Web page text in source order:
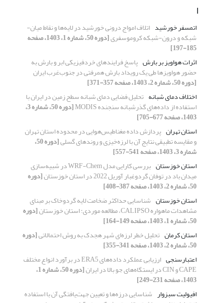
ا
اتمسفر خورشید اتلاف امواج درونی خورشید در لایه‌ها و نقاط میان-
شبکه و درون-شبکه کروموسفری [دوره 50، شماره 1، 1403، صفحه
185-197]
اثرات هواویز بر بارش پاسخ فرایندهای خردفیزیکی ابر و بارش به
حضور هواویزها طی یک رویداد بارش همرفتی در جنوب‌غرب ایران
[دوره 50، شماره 2، 1403، صفحه 357-371]
اختلاف دمای شبانه تحلیل فضایی دمای ‌شبانه سطح زمین در ایران با
استفاده از داده‌‌های گذر‌شبانه سنجنده MODIS [دوره 50، شماره 3،
1403، صفحه 677-705]
استان تهران پردازش داده‌ مغناطیس‌هوایی در محدوده استان تهران
و مقایسه تطبیقی نتایج آن با لرزه‌خیزی و روندهای گسلی [دوره 50،
شماره 3، 1403، صفحه 541-557]
استان خوزستان
بررسی کارایی مدل WRF-Chem در شبیه‌سازی
میدان باد در توفان گردوغبار آوریل 2022 در استان خوزستان [دوره
50، شماره 2، 1403، صفحه 387-408]
استان خوزستان شناسایی حداکثر ضخامت لایه گردوخاک بر مبنای
مشاهدات ماهواره CALIPSO، مطالعه موردی: استان خوزستان [دوره
50، شماره 1، 1403، صفحه 149-164]
استان کرمان تحلیل خطر لرزه‌ای شهر هجدک به روش احتمالاتی[دوره
50، شماره 2، 1403، صفحه 341-355]
اعتبارسنجی
ارزیابی عملکرد داده‌های ERA5 در برآورد انواع مختلف
CAPE و CIN در ایستگاه‌های جو بالا در ایران [دوره 50، شماره 1،
1403، صفحه 231-249]
افیولیت سبزوار شناسایی درزه‌ها و تعیین جهت‌یافتگی آن با استفاده